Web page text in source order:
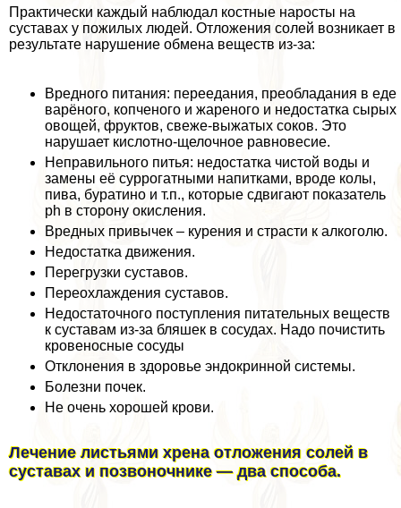
Пpaктически каждый наблюдал костные наросты на
суставах у пожилых людей. Отложения солей возникает в
результате нарушение обмена веществ из-за:
Вредного питания: переедания, преобладания в еде
варёного, копченого и жареного и недостатка сырых
овощей, фруктов, свеже-выжатых соков. Это
нарушает кислотно-щелочное равновесие.
Неправильного питья: недостатка чистой воды и
замены её суррогатными напитками, вроде колы,
пива, буратино и т.п., которые сдвигают показатель
ph в сторону окисления.
Вредных привычек – курения и страсти к алкоголю.
Недостатка движения.
Перегрузки суставов.
Переохлаждения суставов.
Недостаточного поступления питательных веществ
к суставам из-за бляшек в сосудах. Надо почистить
кровеносные сосуды
Отклонения в здоровье эндокринной системы.
Болезни почек.
Не очень хорошей крови.
Лечение листьями хрена отложения солей в
суставах и позвоночнике — два способа.